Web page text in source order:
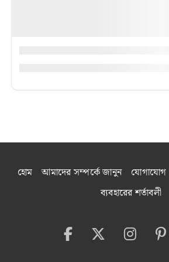
হোম আমাদের সম্পর্কে জানুন যোগাযোগ
ব্যবহারের শর্তাবলী